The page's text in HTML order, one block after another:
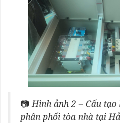
📷 Hình ảnh 2 – Cấu
phân phối tòa nhà tại